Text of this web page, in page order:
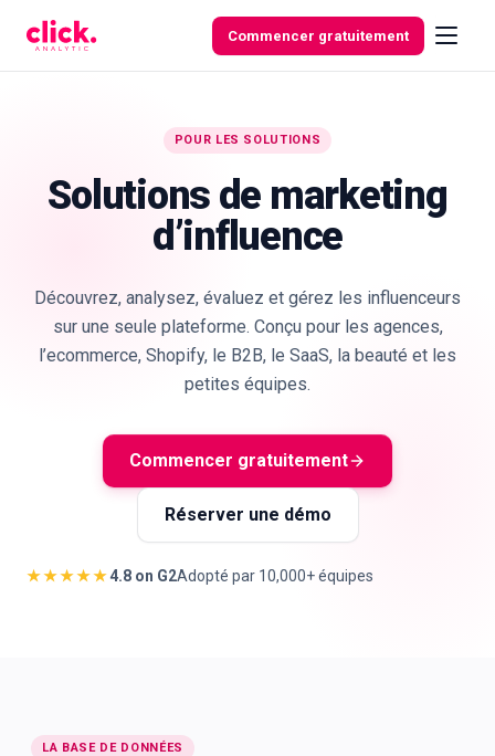
Commencer gratuitement
Fonctionnalités
POUR LES SOLUTIONS
Solutions de marketing
d’influence
Découvrez, analysez, évaluez et gérez les influenceurs
sur une seule plateforme. Conçu pour les agences,
l’ecommerce, Shopify, le B2B, le SaaS, la beauté et les
petites équipes.
Commencer gratuitement
Réserver une démo
★★★★★4.8 on G2Adopté par 10,000+ équipes
LA BASE DE DONNÉES